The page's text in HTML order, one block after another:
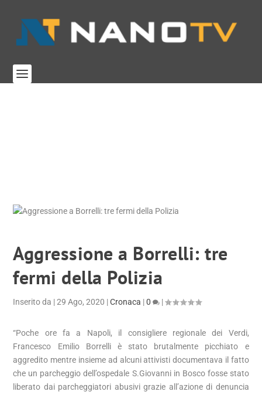
Aggressione a Borrelli: tre
fermi della Polizia
Inserito da |29 Ago, 2020 |Cronaca |0 |
“Poche ore fa a Napoli, il consigliere regionale dei Verdi,
Francesco Emilio Borrelli è stato brutalmente picchiato e
aggredito mentre insieme ad alcuni attivisti documentava il fatto
che un parcheggio dell’ospedale S.Giovanni in Bosco fosse stato
liberato dai parcheggiatori abusivi grazie all’azione di denuncia